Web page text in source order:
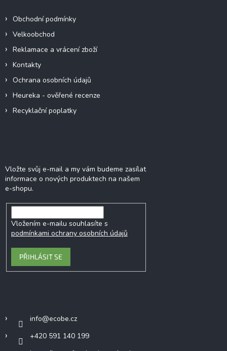
Obchodní podmínky
Velkoobchod
Reklamace a vrácení zboží
Kontakty
Ochrana osobních údajů
Heureka - ověřené recenze
Recyklační poplatky
Vložte svůj e-mail a my vám budeme zasílat
informace o nových produktech na našem
e-shopu.
Vložením e-mailu souhlasíte s
podmínkami ochrany osobních údajů
PŘIHLÁSIT SE
info@ecobe.cz
+420 591 140 199